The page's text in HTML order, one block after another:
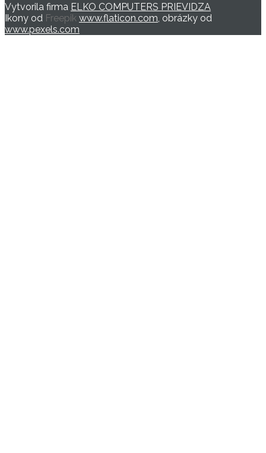
Vytvorila firma ELKO COMPUTERS PRIEVIDZA
Ikony od Freepik www.flaticon.com , obrázky od
www.pexels.com